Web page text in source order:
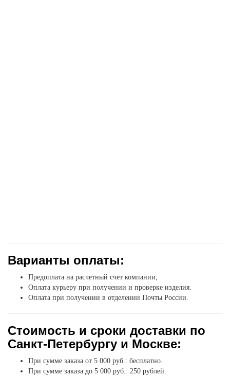
Варианты оплаты:
Предоплата на расчетный счет компании;
Оплата курьеру при получении и проверке изделия.
Оплата при получении в отделении Почты России.
Стоимость и сроки доставки по
Санкт-Петербургу и Москве:
При сумме заказа от 5 000 руб.: бесплатно.
При сумме заказа до 5 000 руб.: 250 рублей.